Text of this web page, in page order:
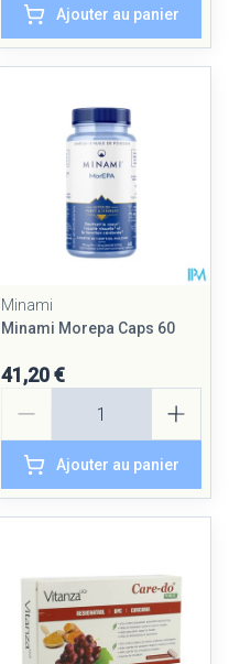
Ajouter au panier
Minami
Minami Morepa Caps 60
41,20 €
Ajouter au panier